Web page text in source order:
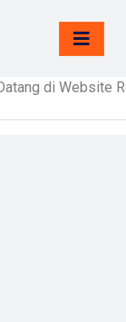
di Website